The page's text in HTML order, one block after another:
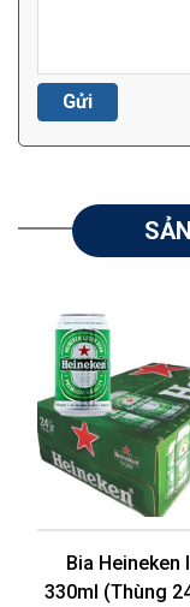
Bia Heineken
330ml (Thùng